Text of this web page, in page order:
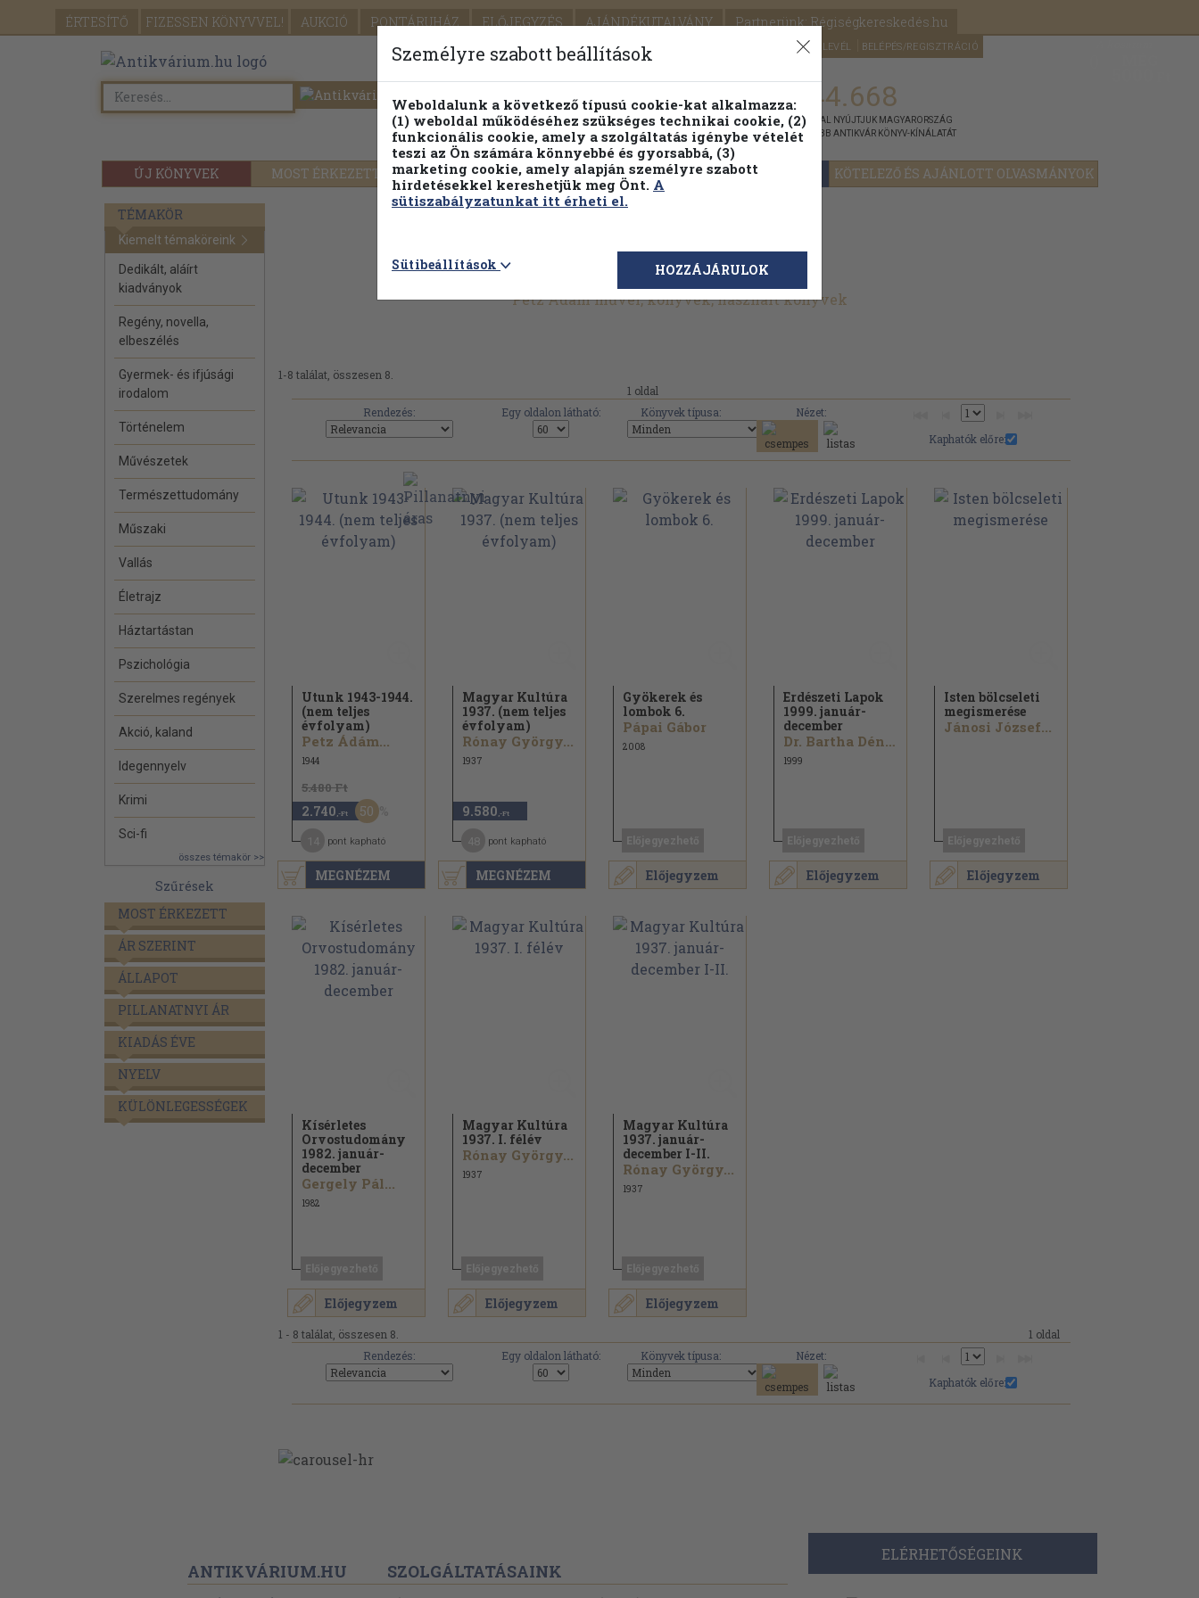
ÉRTESÍTŐ FIZESSEN KÖNYVVEL! AUKCIÓ PONTÁRUHÁZ ELŐJEGYZÉS AJÁNDÉKUTALVÁNY Partnerünk: Régiségkereskedés.hu
SEGÍTSÉG HÍRLEVÉL BELÉPÉS/REGISZTRÁCIÓ
ÚJ KÖNYVEK MOST ÉRKEZETT PILLANATNYI ÁRAINK FENNTARTHATÓ OLVASMÁNYOK KÖTELEZŐ ÉS AJÁNLOTT OLVASMÁNYOK
Részletes kereső Témaköri fa 1.144.668
KIADVÁNNYAL NYÚJTJUK MAGYARORSZÁG
LEGNAGYOBB ANTIKVÁR KÖNYV-KÍNÁLATÁT
TÉMAKÖR
Kiemelt témaköreink
Dedikált, aláírt
kiadványok
Regény, novella,
elbeszélés
Gyermek- és ifjúsági
irodalom
Történelem
Művészetek
Természettudomány
Műszaki
Vallás
Életrajz
Háztartástan
Pszichológia
Szerelmes regények
Akció, kaland
Idegennyelv
Krimi
Sci-fi
összes témakör >>
Szűrések
MOST ÉRKEZETT
ÁR SZERINT
ÁLLAPOT
PILLANATNYI ÁR
KIADÁS ÉVE
NYELV
KÜLÖNLEGESSÉGEK
Petz Ádám művei, könyvek, használt könyvek
1-8 találat, összesen 8.
1 oldal
Rendezés:
Egy oldalon látható: Könyvek típusa:
Nézet:
Kaphatók előre:
MEGNÉZEM
Utunk 1943-1944.
(nem teljes
évfolyam)
Petz Ádám...
1944
5.480 Ft
2.740 ,-Ft 50
pont kapható
MEGNÉZEM
Magyar Kultúra
1937. (nem teljes
évfolyam)
Rónay György...
1937
9.580 ,-Ft
pont kapható
Előjegyzem
Gyökerek és
lombok 6.
Pápai Gábor
2008
Előjegyzem
Erdészeti Lapok
1999. január-
december
Dr. Bartha Dénes...
1999
Előjegyzem
Isten bölcseleti
megismerése
Jánosi József...
Előjegyzem
Kísérletes
Orvostudomány
1982. január-
december
Gergely Pál...
1982
Előjegyzem
Magyar Kultúra
1937. I. félév
Rónay György...
1937
Előjegyzem
Magyar Kultúra
1937. január-
december I-II.
Rónay György...
1937
1 - 8 találat, összesen 8.
1 oldal
Rendezés:
Egy oldalon látható: Könyvek típusa:
Nézet:
Kaphatók előre:
ANTIKVÁRIUM.HU SZOLGÁLTATÁSAINK
ELÉRHETŐSÉGEINK
Személyre szabott beállítások
Weboldalunk a következő típusú cookie-kat alkalmazza:
(1) weboldal működéséhez szükséges technikai cookie, (2)
funkcionális cookie, amely a szolgáltatás igénybe vételét
teszi az Ön számára könnyebbé és gyorsabbá, (3)
marketing cookie, amely alapján személyre szabott
hirdetésekkel kereshetjük meg Önt. A
sütiszabályzatunkat itt érheti el.
Sütibeállítások HOZZÁJÁRULOK